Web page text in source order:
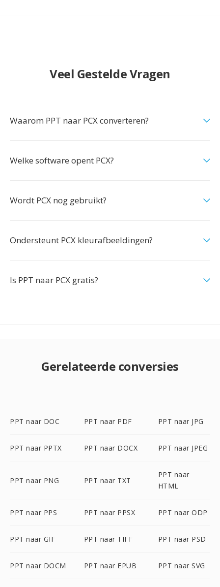
Veel Gestelde Vragen
Waarom PPT naar PCX converteren?
Welke software opent PCX?
Wordt PCX nog gebruikt?
Ondersteunt PCX kleurafbeeldingen?
Is PPT naar PCX gratis?
Gerelateerde conversies
PPT naar DOC PPT naar PDF PPT naar JPG
PPT naar PPTX PPT naar DOCX PPT naar JPEG
PPT naar PNG PPT naar TXT
PPT naar
HTML
PPT naar PPS PPT naar PPSX PPT naar ODP
PPT naar GIF PPT naar TIFF PPT naar PSD
PPT naar DOCM PPT naar EPUB PPT naar SVG